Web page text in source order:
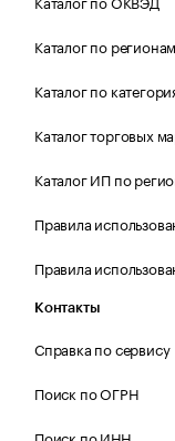
Каталог по регионам
Каталог по
Каталог торговых
Каталог ИП по
Правила
Правила
Контакты
Справка по сервису
Поиск по ОГРН